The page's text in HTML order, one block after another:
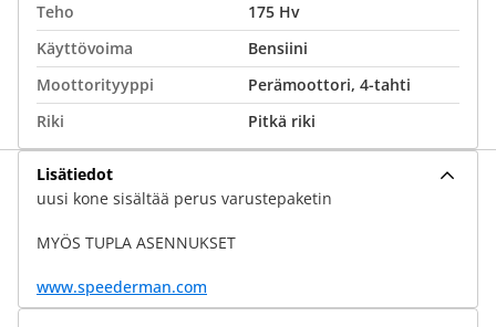
Teho
175 Hv
Käyttövoima
Bensiini
Moottorityyppi
Perämoottori, 4-tahti
Riki
Pitkä riki
Lisätiedot
uusi kone sisältää perus varustepaketin
MYÖS TUPLA ASENNUKSET
www.speederman.com